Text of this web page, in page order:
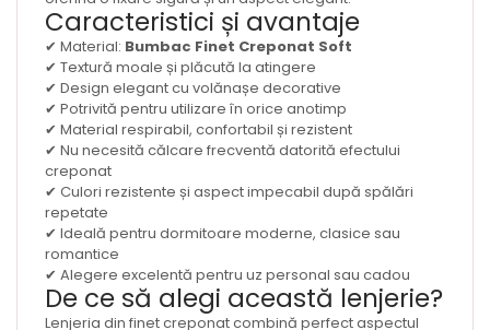
Caracteristici și avantaje
✔ Material: Bumbac Finet Creponat Soft
✔ Textură moale și plăcută la atingere
✔ Design elegant cu volănașe decorative
✔ Potrivită pentru utilizare în orice anotimp
✔ Material respirabil, confortabil și rezistent
✔ Nu necesită călcare frecventă datorită efectului
creponat
✔ Culori rezistente și aspect impecabil după spălări
repetate
✔ Ideală pentru dormitoare moderne, clasice sau
romantice
✔ Alegere excelentă pentru uz personal sau cadou
De ce să alegi această lenjerie?
Lenjeria din finet creponat combină perfect aspectul